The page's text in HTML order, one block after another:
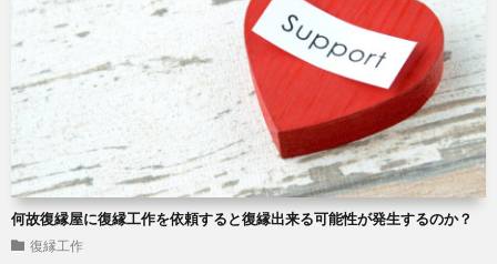
何故復縁屋に復縁工作を依頼すると復縁出来る可能性が発生するのか？
復縁工作